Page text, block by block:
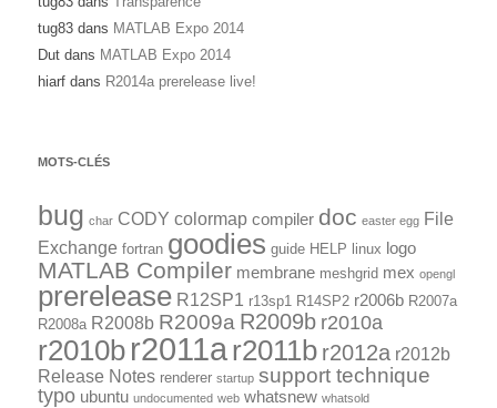
tug83 dans MATLAB Expo 2014
Dut dans MATLAB Expo 2014
hiarf dans R2014a prerelease live!
MOTS-CLÉS
bug char CODY colormap compiler doc easter egg File
Exchange fortran goodies guide HELP linux logo
MATLAB Compiler membrane meshgrid mex opengl
prerelease R12SP1 r13sp1 R14SP2 r2006b R2007a
R2008a R2008b R2009a R2009b r2010a
r2010b r2011ar2011b r2012a r2012b
Release Notes renderer startup support technique
typo ubuntu undocumented web whatsnew whatsold